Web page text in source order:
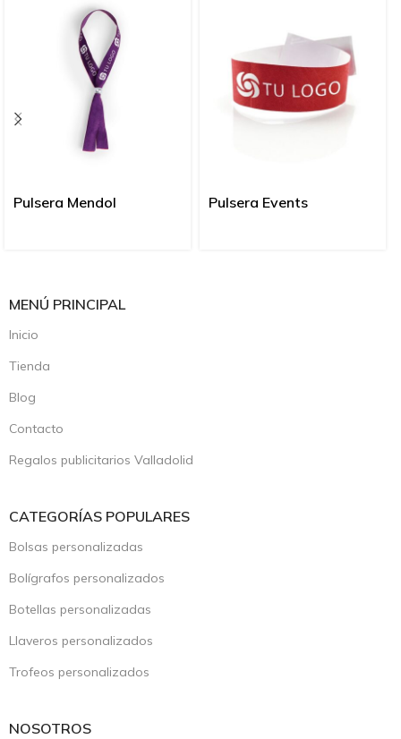
Pulsera Mendol Pulsera Events
MENÚ PRINCIPAL
Inicio
Tienda
Blog
Contacto
Regalos publicitarios Valladolid
CATEGORÍAS POPULARES
Bolsas personalizadas
Bolígrafos personalizados
Botellas personalizadas
Llaveros personalizados
Trofeos personalizados
NOSOTROS